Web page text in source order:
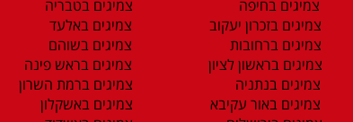
צמיגים בחיפה
צמיגים בזכרון יעקוב
צמיגים ברחובות
צמיגים בראשון לציון
צמיגים בנתניה
צמיגים באור עקיבא
צמיגים בטבריה
צמיגים באלעד
צמיגים בשוהם
צמיגים בראש פינה
צמיגים ברמת השרון
צמיגים באשקלון